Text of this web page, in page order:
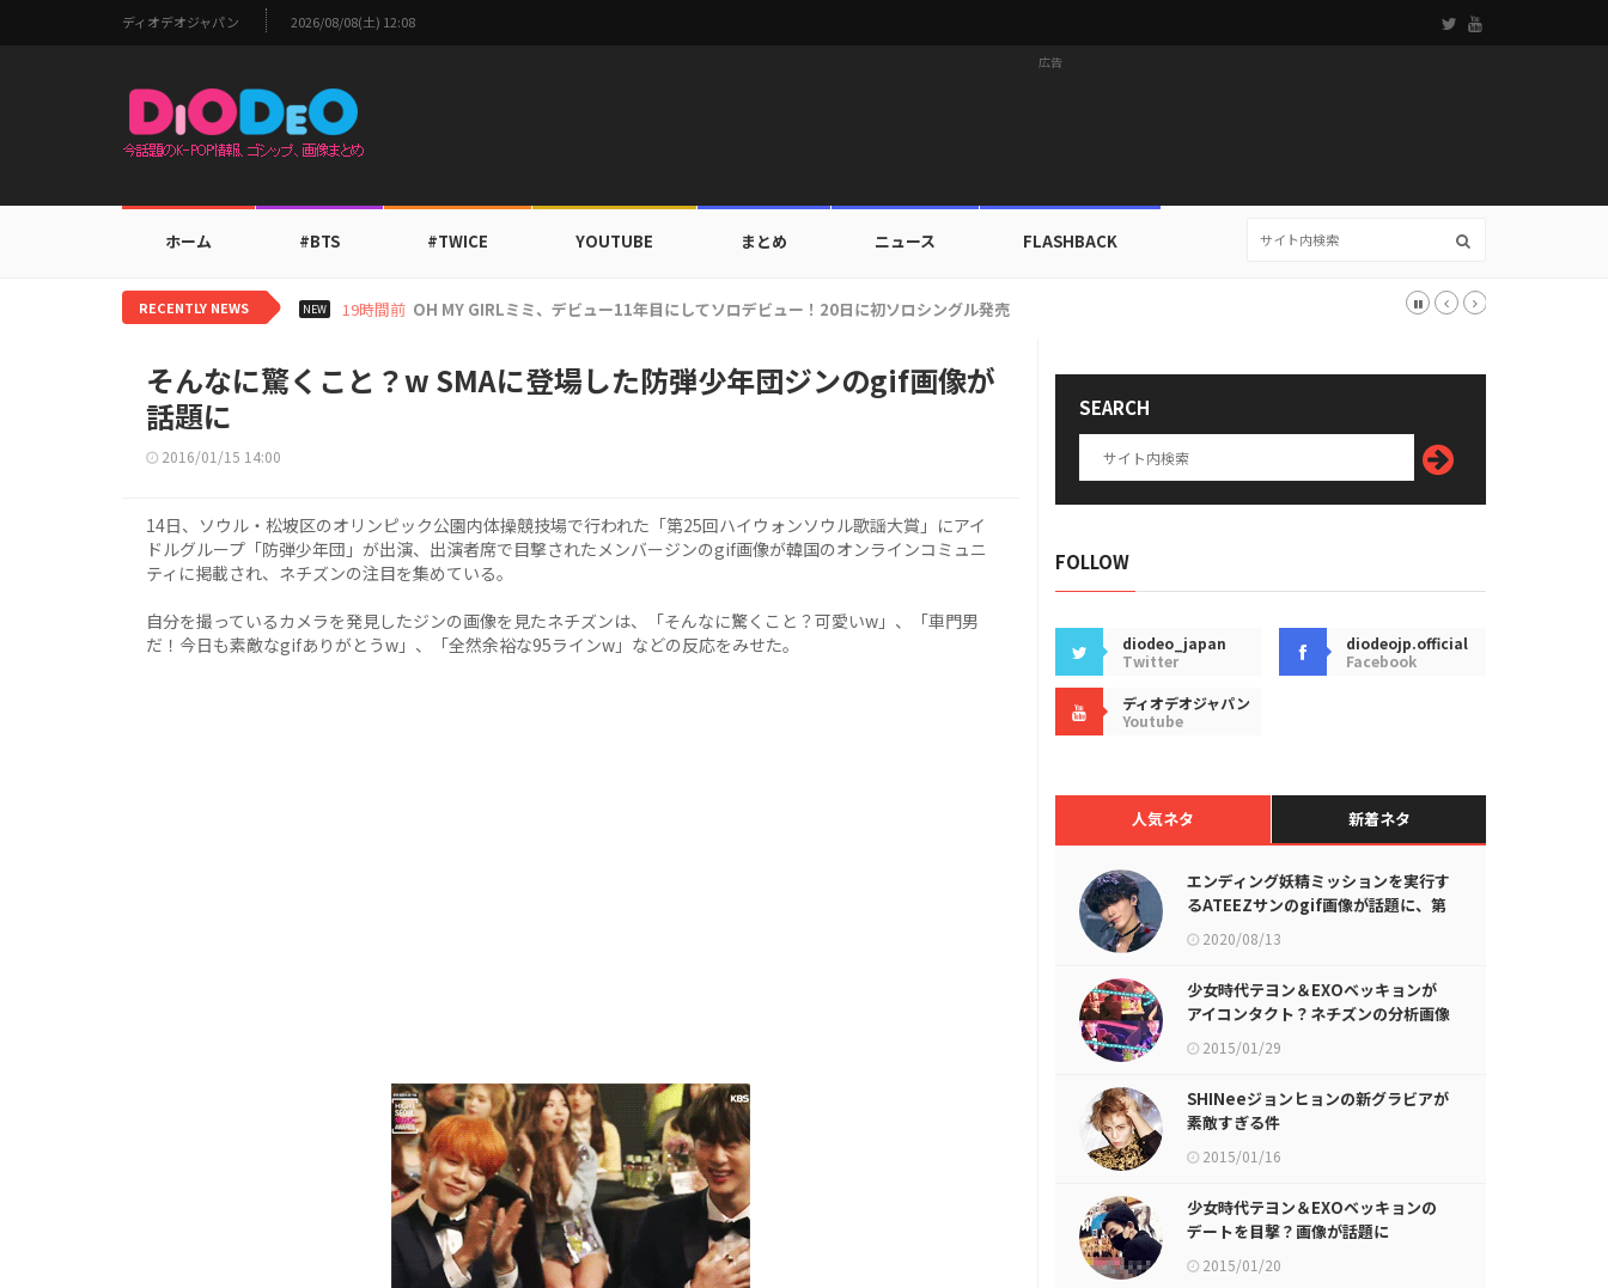
ディオデオジャパン 2026/08/08(土) 12:08
広告
ホーム #BTS #TWICE YOUTUBE まとめ ニュース FLASHBACK
RECENTLY NEWS NEW 21時間前 BTS V、ワールドカップ出入証を公開…証明写真でも完璧なビジュアル！
そんなに驚くこと？w SMAに登場した防弾少年団ジンのgif画像が
話題に
2016/01/15 14:00
14日、ソウル・松坡区のオリンピック公園内体操競技場で行われた「第25回ハイウォンソウル歌謡大賞」にアイ
ドルグループ「防弾少年団」が出演、出演者席で目撃されたメンバージンのgif画像が韓国のオンラインコミュニ
ティに掲載され、ネチズンの注目を集めている。
自分を撮っているカメラを発見したジンの画像を見たネチズンは、「そんなに驚くこと？可愛いw」、「車門男
だ！今日も素敵なgifありがとうw」、「全然余裕な95ラインw」などの反応をみせた。
SEARCH
FOLLOW
diodeo_japan
Twitter
diodeojp.official
Facebook
ディオデオジャパン
Youtube
人気ネタ 新着ネタ
エンディング妖精ミッションを実行す
るATEEZサンのgif画像が話題に、第
2弾2020/08/13
少女時代テヨン＆EXOベッキョンが
アイコンタクト？ネチズンの分析画像
（？）が話題に
2015/01/29
SHINeeジョンヒョンの新グラビアが
素敵すぎる件
2015/01/16
少女時代テヨン＆EXOベッキョンの
デートを目撃？画像が話題に
2015/01/20